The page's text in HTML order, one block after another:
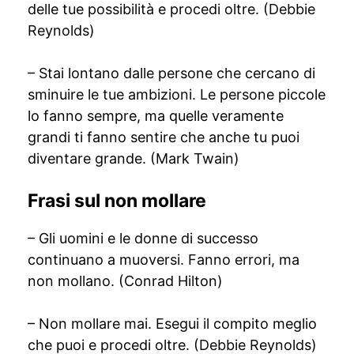
delle tue possibilità e procedi oltre. (Debbie
Reynolds)
– Stai lontano dalle persone che cercano di
sminuire le tue ambizioni. Le persone piccole
lo fanno sempre, ma quelle veramente
grandi ti fanno sentire che anche tu puoi
diventare grande. (Mark Twain)
Frasi sul non mollare
– Gli uomini e le donne di successo
continuano a muoversi. Fanno errori, ma
non mollano. (Conrad Hilton)
– Non mollare mai. Esegui il compito meglio
che puoi e procedi oltre. (Debbie Reynolds)